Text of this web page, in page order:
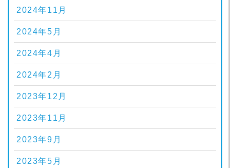
2024年11月
2024年5月
2024年4月
2024年2月
2023年12月
2023年11月
2023年9月
2023年5月